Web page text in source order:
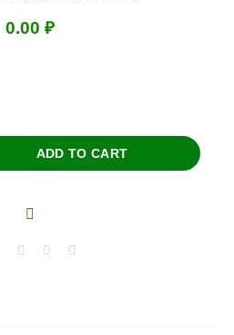
0.00 ₽
ADD TO CART